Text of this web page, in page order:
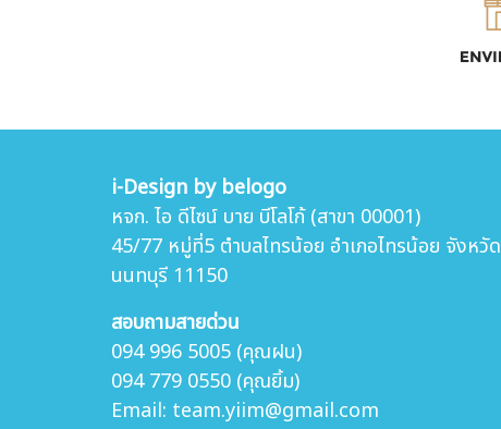
i-Design by belogo
หจก. ไอ ดีไซน์ บาย บีโลโก้ (สาขา 00001)
45/77 หมู่ที่5 ตำบลไทรน้อย อำเภอไทรน้อย จังหวัด
นนทบุรี 11150
สอบถามสายด่วน
094 996 5005 (คุณฝน)
094 779 0550 (คุณยิ้ม)
Email: team.yiim@gmail.com